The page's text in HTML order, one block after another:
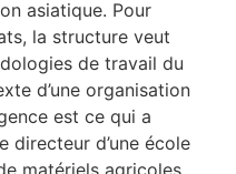
asiatique. Pour
la structure veut
de travail du
d’une organisation
est ce qui a
directeur d’une école